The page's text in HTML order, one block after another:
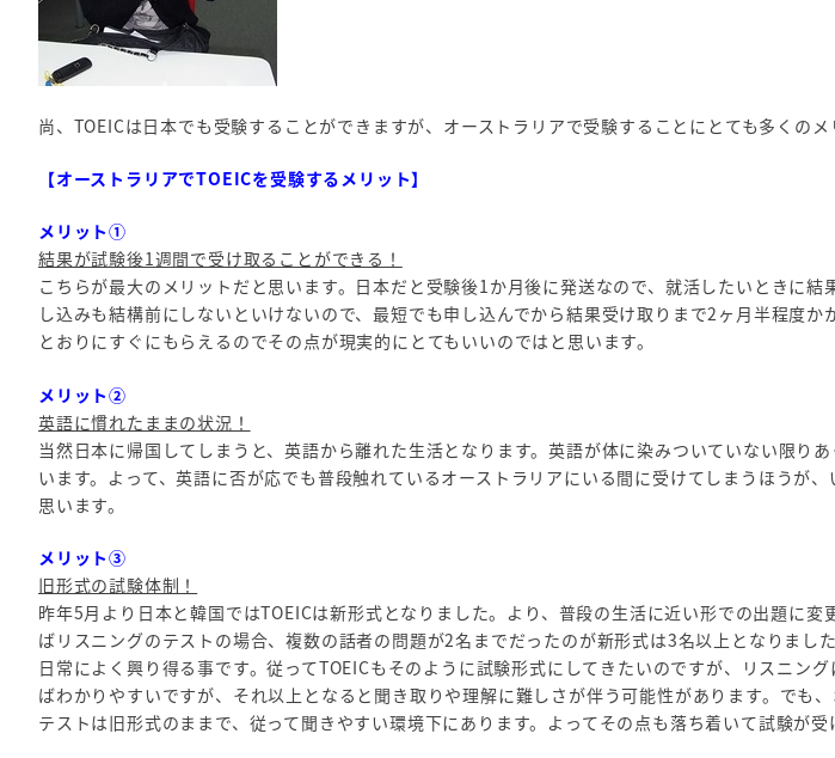
尚、TOEICは日本でも受験することができますが、オーストラリアで受験することにとても多くのメ
【オーストラリアでTOEICを受験するメリット】
メリット①
結果が試験後1週間で受け取ることができる！
こちらが最大のメリットだと思います。日本だと受験後1か月後に発送なので、就活したいときに結
し込みも結構前にしないといけないので、最短でも申し込んでから結果受け取りまで2ヶ月半程度か
とおりにすぐにもらえるのでその点が現実的にとてもいいのではと思います。
メリット②
英語に慣れたままの状況！
当然日本に帰国してしまうと、英語から離れた生活となります。英語が体に染みついていない限り
います。よって、英語に否が応でも普段触れているオーストラリアにいる間に受けてしまうほうが
思います。
メリット③
旧形式の試験体制！
昨年5月より日本と韓国ではTOEICは新形式となりました。より、普段の生活に近い形での出題に変
ばリスニングのテストの場合、複数の話者の問題が2名までだったのが新形式は3名以上となりまし
日常によく興り得る事です。従ってTOEICもそのように試験形式にしてきたいのですが、リスニン
ばわかりやすいですが、それ以上となると聞き取りや理解に難しさが伴う可能性があります。でも
テストは旧形式のままで、従って聞きやすい環境下にあります。よってその点も落ち着いて試験が受